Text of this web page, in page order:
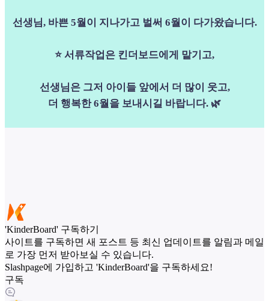
선생님, 바쁜 5월이 지나가고 벌써 6월이 다가왔습니다.
⭐ 서류작업은 킨더보드에게 맡기고,
선생님은 그저 아이들 앞에서 더 많이 웃고,
더 행복한 6월을 보내시길 바랍니다. 🌿
'KinderBoard' 구독하기
사이트를 구독하면 새 포스트 등 최신 업데이트를 알림과 메일
로 가장 먼저 받아보실 수 있습니다.
Slashpage에 가입하고 'KinderBoard'을 구독하세요!
구독